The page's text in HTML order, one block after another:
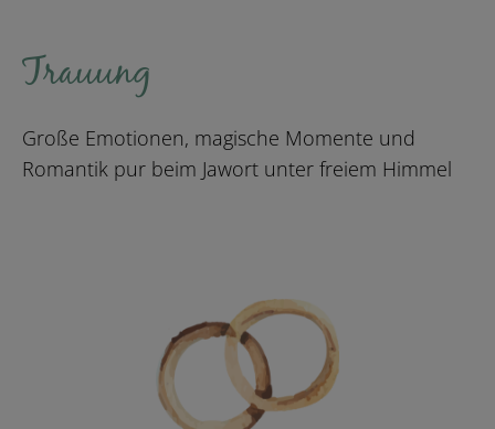
Trauung
Große Emotionen, magische Momente und
Romantik pur beim Jawort unter freiem Himmel